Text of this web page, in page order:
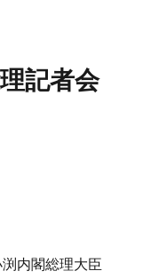
記者会
内閣総理大臣